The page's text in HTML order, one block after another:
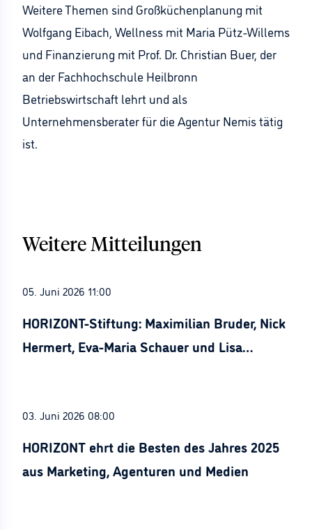
Weitere Themen sind Großküchenplanung mit
Wolfgang Eibach, Wellness mit Maria Pütz-Willems
und Finanzierung mit Prof. Dr. Christian Buer, der
an der Fachhochschule Heilbronn
Betriebswirtschaft lehrt und als
Unternehmensberater für die Agentur Nemis tätig
ist.
Weitere Mitteilungen
05. Juni 2026 11:00
HORIZONT-Stiftung: Maximilian Bruder, Nick
Hermert, Eva-Maria Schauer und Lisa
03. Juni 2026 08:00
HORIZONT ehrt die Besten des Jahres 2025
aus Marketing, Agenturen und Medien